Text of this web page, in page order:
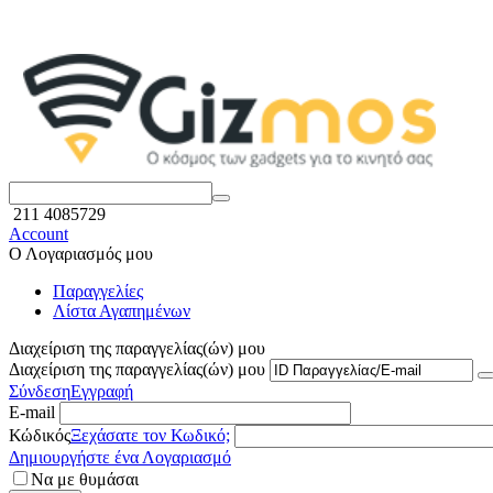
211 4085729
Account
Ο Λογαριασμός μου
Παραγγελίες
Λίστα Αγαπημένων
Διαχείριση της παραγγελίας(ών) μου
Διαχείριση της παραγγελίας(ών) μου
ΣύνδεσηΕγγραφή
E-mail
ΚώδικόςΞεχάσατε τον Κωδικό;
Δημιουργήστε ένα Λογαριασμό
Να με θυμάσαι